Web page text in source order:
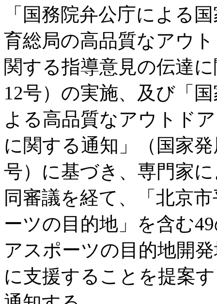
「国務院弁公庁による
育総局の高品質なアウ
関する指導意見の伝達
12号）の実施、及び「
よる高品質なアウトド
に関する通知」（国家
号）に基づき、専門家
同審議を経て、「北京
ーツの目的地」を含む
アスポーツの目的地開
に支援することを提案